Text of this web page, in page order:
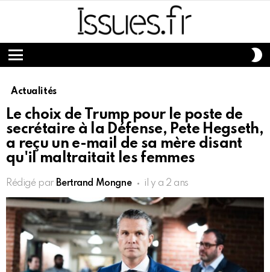
Menu
Actualités
Le choix de Trump pour le poste de
secrétaire à la Défense, Pete Hegseth,
a reçu un e-mail de sa mère disant
qu'il maltraitait les femmes
Rédigé par Bertrand Mongne il y a 2 ans